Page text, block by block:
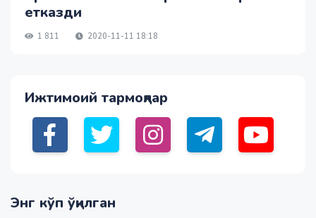
етказди
1 811 2020-11-11 18:18
Ижтимоий тармоқлар
Энг кўп ўқилган